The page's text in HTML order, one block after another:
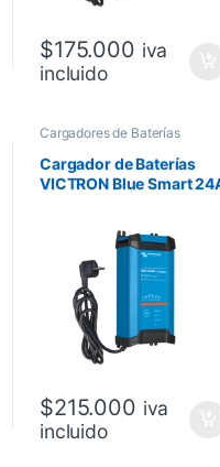
$175.000 iva
incluido
Cargadores de Baterías
Cargador de Baterías
VICTRON Blue Smart
$215.000 iva
incluido